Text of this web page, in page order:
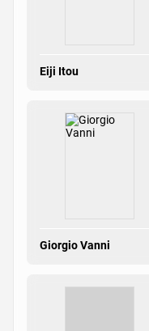
Eiji Itou
Giorgio Vanni